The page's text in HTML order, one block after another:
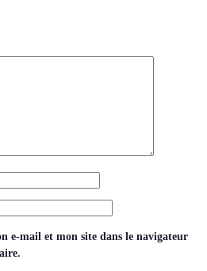
e-mail et mon site dans le navigateur